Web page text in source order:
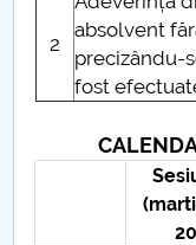
2
absolvent
precizându-
fost